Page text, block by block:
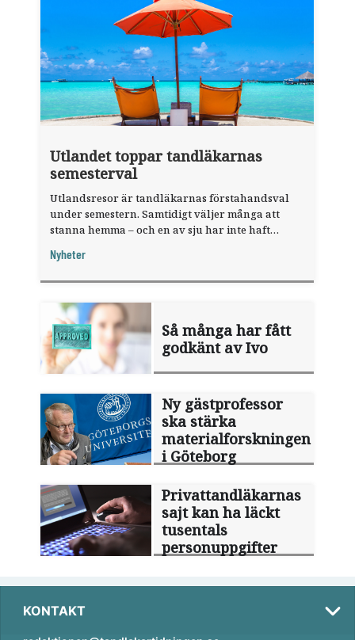
Utlandet toppar tandläkarnas
semesterval
Utlandsresor är tandläkarnas förstahandsval
under semestern. Samtidigt väljer många att
stanna hemma – och en av sju har inte haft
fråga".
Nyheter
Så många har fått
godkänt av Ivo
Ny gästprofessor
ska stärka
materialforskningen
i Göteborg
Privattandläkarnas
sajt kan ha läckt
tusentals
personuppgifter
KONTAKT